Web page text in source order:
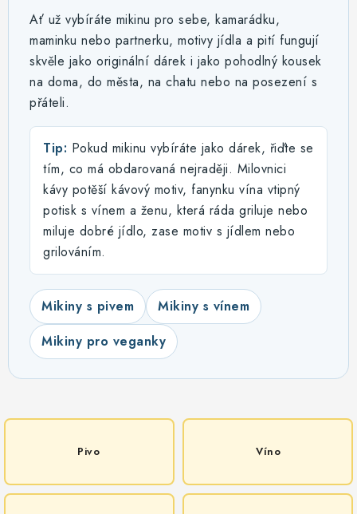
O nás Časté otázky
Doprava a platba
Obchodní podmínky
Zásady zpracování ochrany osobních údajů
Napište nám
Kontakty
Ať už vybíráte mikinu pro sebe, kamarádku,
maminku nebo partnerku, motivy jídla a pití fungují
skvěle jako originální dárek i jako pohodlný kousek
na doma, do města, na chatu nebo na posezení s
přáteli.
Tip: Pokud mikinu vybíráte jako dárek, řiďte se
tím, co má obdarovaná nejraději. Milovnici
kávy potěší kávový motiv, fanynku vína vtipný
potisk s vínem a ženu, která ráda griluje nebo
miluje dobré jídlo, zase motiv s jídlem nebo
grilováním.
Mikiny s pivem
Mikiny s vínem
Mikiny pro veganky
Pivo Víno